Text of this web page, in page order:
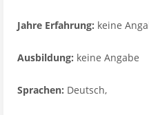
Jahre Erfahrung: keine
Ausbildung: keine Angabe
Sprachen: Deutsch,